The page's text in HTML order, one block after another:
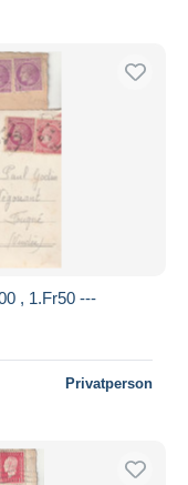
, 1.Fr50 ---
Privatperson